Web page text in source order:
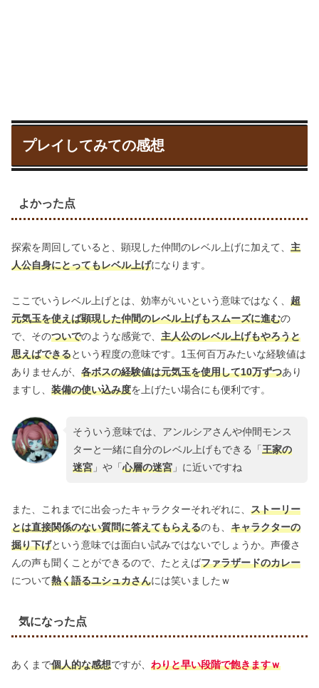
プレイしてみての感想
よかった点
探索を周回していると、顕現した仲間のレベル上げに加えて、 主
人公自身にとってもレベル上げになります。
ここでいうレベル上げとは、効率がいいという意味ではなく、 超
元気玉を使えば顕現した仲間のレベル上げもスムーズに進むの
で、そのついでのような感覚で、 主人公のレベル上げもやろうと
思えばできるという程度の意味です。1玉何百万みたいな経験値は
ありませんが、 各ボスの経験値は元気玉を使用して10万ずつあり
ますし、 装備の使い込み度を上げたい場合にも便利です。
そういう意味では、アンルシアさんや仲間モンス
ターと一緒に自分のレベル上げもできる「王家の
迷宮」や「心層の迷宮」に近いですね
また、これまでに出会ったキャラクターそれぞれに、 ストーリー
とは直接関係のない質問に答えてもらえるのも、 キャラクターの
掘り下げという意味では面白い試みではないでしょうか。声優さ
んの声も聞くことができるので、たとえばファラザードのカレー
について熱く語るユシュカさんには笑いましたｗ
気になった点
あくまで個人的な感想ですが、 わりと早い段階で飽きますｗ